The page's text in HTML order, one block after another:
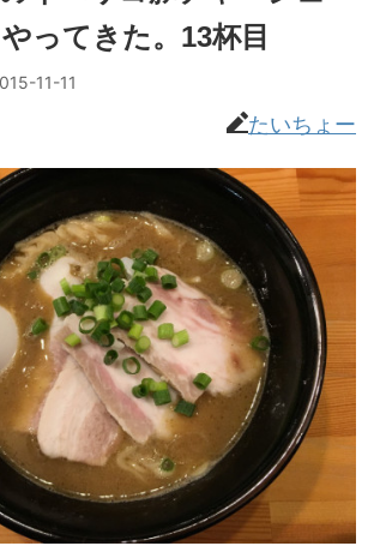
ってきた。13杯目
11-11
たいちょー